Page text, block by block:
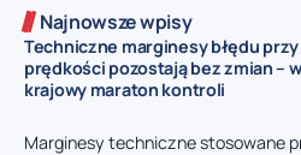
Najnowsze wpisy
Techniczne marginesy błędu
prędkości pozostają bez zmian –
krajowy maraton kontroli
Marginesy techniczne stosowane